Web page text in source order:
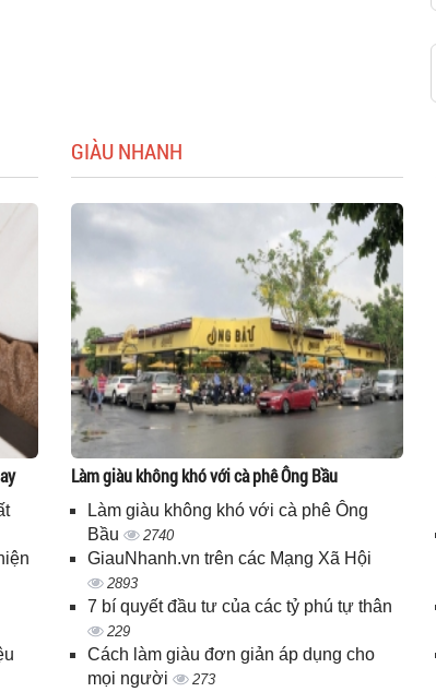
GIÀU NHANH
Làm giàu không khó với cà phê Ông Bầu
Làm giàu không khó với cà phê Ông
Bầu
2740
GiauNhanh.vn trên các Mạng Xã Hội
2893
7 bí quyết đầu tư của các tỷ phú tự thân
229
Cách làm giàu đơn giản áp dụng cho
mọi người
273